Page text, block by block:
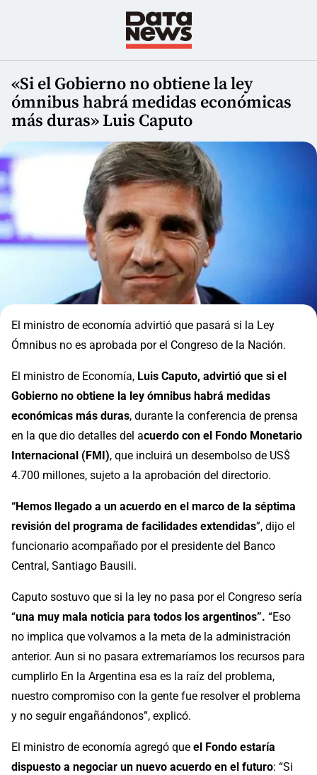
«Si el Gobierno no obtiene la ley
ómnibus habrá medidas económicas
más duras» Luis Caputo
El ministro de economía advirtió que pasará si la Ley
Ómnibus no es aprobada por el Congreso de la Nación.
El ministro de Economía, Luis Caputo, advirtió que si el
Gobierno no obtiene la ley ómnibus habrá medidas
económicas más duras, durante la conferencia de prensa
en la que dio detalles del acuerdo con el Fondo Monetario
Internacional (FMI), que incluirá un desembolso de US$
4.700 millones, sujeto a la aprobación del directorio.
“Hemos llegado a un acuerdo en el marco de la séptima
revisión del programa de facilidades extendidas”, dijo el
funcionario acompañado por el presidente del Banco
Central, Santiago Bausili.
Caputo sostuvo que si la ley no pasa por el Congreso sería
“una muy mala noticia para todos los argentinos”. “Eso
no implica que volvamos a la meta de la administración
anterior. Aun si no pasara extremaríamos los recursos para
cumplirlo En la Argentina esa es la raíz del problema,
nuestro compromiso con la gente fue resolver el problema
y no seguir engañándonos”, explicó.
El ministro de economía agregó que el Fondo estaría
dispuesto a negociar un nuevo acuerdo en el futuro: “Si